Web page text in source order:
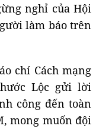
nghỉ của Hội
làm báo trên
chí Cách mạng
Lộc gửi lời
công đến toàn
mong muốn đội